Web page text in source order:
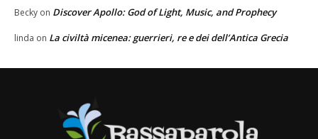
Becky on Discover Apollo: God of Light, Music, and Prophecy
linda on La civiltà micenea: guerrieri, re e dei dell’Antica Grecia